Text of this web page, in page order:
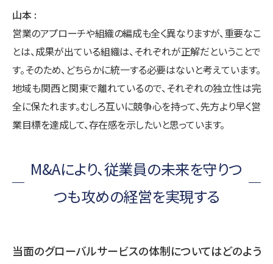
山本
営業のアプローチや組織の編成も全く異なりますが、重要なこ
とは、成果が出ている組織は、それぞれが正解だということで
す。そのため、どちらかに統一する必要はないと考えています。
地域も関西と関東で離れているので、それぞれの独立性は完
全に保たれます。むしろ互いに競争心を持って、先方より早く営
業目標を達成して、存在感を示したいと思っています。
M&Aにより、従業員の未来を守りつ
つも攻めの経営を実現する
当面のグローバルサービスの体制についてはどのよう